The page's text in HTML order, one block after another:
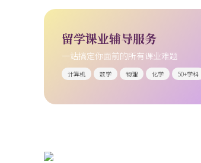
留学课业辅导服务
一站搞定你面前的所有课业难题
计算机 数学 物理 化学 50+学科